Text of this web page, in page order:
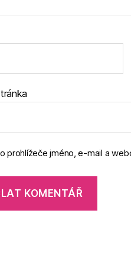
prohlížeče jméno, e-mail a